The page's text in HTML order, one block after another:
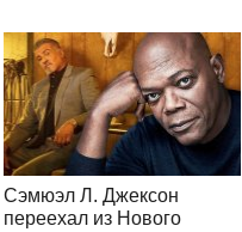
Сэмюэл Л. Джексон
переехал из Нового